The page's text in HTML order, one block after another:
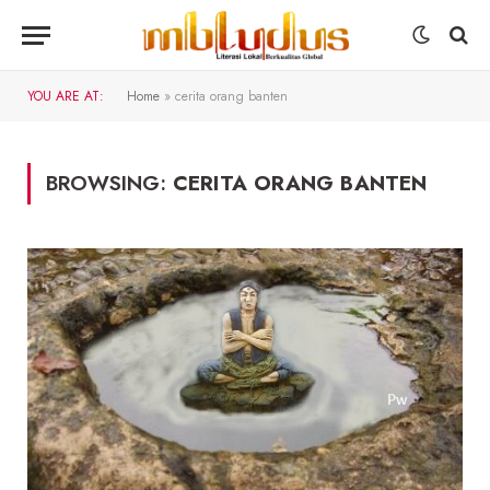
YOU ARE AT: Home » cerita orang banten
BROWSING: CERITA ORANG BANTEN